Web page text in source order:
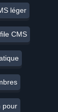
léger
CMS
pour